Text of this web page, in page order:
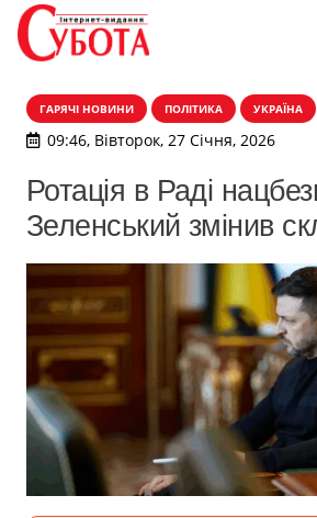
ГАРЯЧІ НОВИНИ ПОЛІТИКА УКРАЇНА
09:46, Вівторок, 27 Січня, 2026
Ротація в Раді
Зеленський змінив